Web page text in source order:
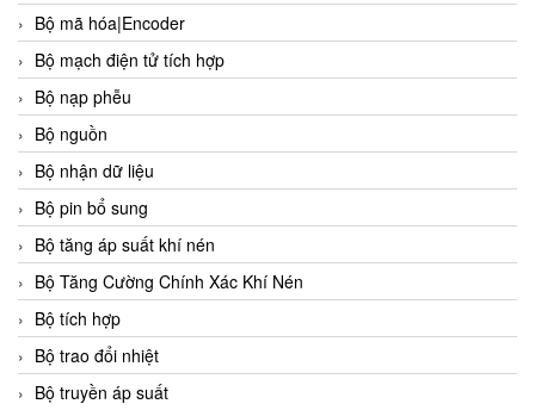
Bộ mã hóa|Encoder
Bộ mạch điện tử tích hợp
Bộ nạp phễu
Bộ nguồn
Bộ nhận dữ liệu
Bộ pin bổ sung
Bộ tăng áp suất khí nén
Bộ Tăng Cường Chính Xác Khí Nén
Bộ tích hợp
Bộ trao đổi nhiệt
Bộ truyền áp suất